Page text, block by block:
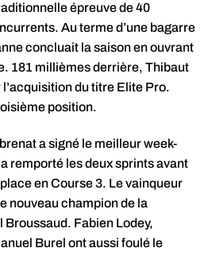
épreuve de 40
Au terme d’une bagarre
concluait la saison en ouvrant
181 millièmes derrière, Thibaut
du titre Elite Pro.
position.
a signé le meilleur week-
remporté les deux sprints avant
en Course 3. Le vainqueur
nouveau champion de la
Fabien Lodey,
Burel ont aussi foulé le